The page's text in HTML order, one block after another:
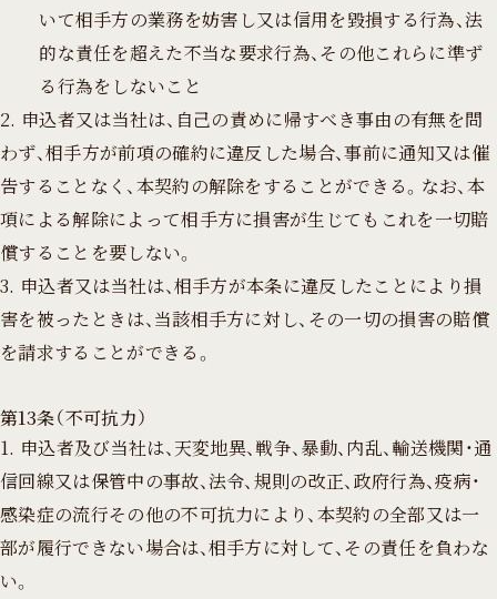
いて相手方の業務を妨害し又は信用を毀損する行為、法
的な責任を超えた不当な要求行為、その他これらに準ず
る行為をしないこと
2. 申込者又は当社は、自己の責めに帰すべき事由の有無を問
わず、相手方が前項の確約に違反した場合、事前に通知又は催
告することなく、本契約の解除をすることができる。なお、本
項による解除によって相手方に損害が生じてもこれを一切賠
償することを要しない。
3. 申込者又は当社は、相手方が本条に違反したことにより損
害を被ったときは、当該相手方に対し、その一切の損害の賠償
を請求することができる。
第13条（不可抗力）
1. 申込者及び当社は、天変地異、戦争、暴動、内乱、輸送機関・通
信回線又は保管中の事故、法令、規則の改正、政府行為、疫病・
感染症の流行その他の不可抗力により、本契約の全部又は一
部が履行できない場合は、相手方に対して、その責任を負わな
い。